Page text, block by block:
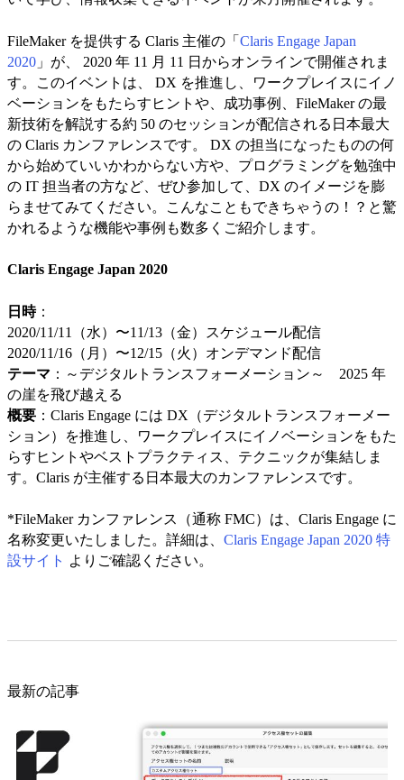
FileMaker を提供する Claris 主催の「 Claris Engage Japan
2020 」が、 2020 年 11 月 11 日からオンラインで開催されま
す。このイベントは、 DX を推進し、ワークプレイスにイノ
ベーションをもたらすヒントや、成功事例、FileMaker の最
新技術を解説する約 50 のセッションが配信される日本最大
の Claris カンファレンスです。 DX の担当になったものの何
から始めていいかわからない方や、プログラミングを勉強中
の IT 担当者の方など、ぜひ参加して、DX のイメージを膨
らませてみてください。こんなこともできちゃうの！？と驚
かれるような機能や事例も数多くご紹介します。
Claris Engage Japan 2020
日時：
2020/11/11（水）〜11/13（金）スケジュール配信
2020/11/16（月）〜12/15（火）オンデマンド配信
テーマ ：～デジタルトランスフォーメーション～ 2025 年
の崖を飛び越える
概要 ：Claris Engage には DX（デジタルトランスフォーメー
ション）を推進し、ワークプレイスにイノベーションをもた
らすヒントやベストプラクティス、テクニックが集結しま
す。Claris が主催する日本最大のカンファレンスです。
*FileMaker カンファレンス（通称 FMC）は、Claris Engage に
名称変更いたしました。詳細は、 Claris Engage Japan 2020 特
設サイト よりご確認ください。
最新の記事